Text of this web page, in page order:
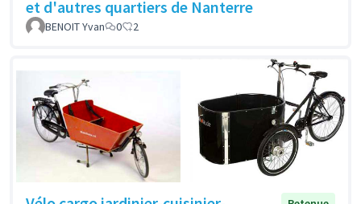
et d'autres quartiers de Nanterre
BENOIT Yvan 0 2